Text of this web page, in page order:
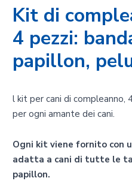
Kit di
4 pezzi:
papillon,
l kit per cani di
per ogni amante dei cani.
Ogni kit viene fornito con
adatta a cani di tutte le
papillon.